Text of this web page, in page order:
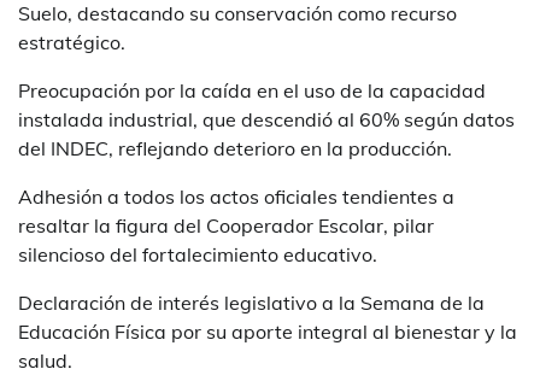
Suelo, destacando su conservación como recurso
estratégico.
Preocupación por la caída en el uso de la capacidad
instalada industrial, que descendió al 60% según datos
del INDEC, reflejando deterioro en la producción.
Adhesión a todos los actos oficiales tendientes a
resaltar la figura del Cooperador Escolar, pilar
silencioso del fortalecimiento educativo.
Declaración de interés legislativo a la Semana de la
Educación Física por su aporte integral al bienestar y la
salud.